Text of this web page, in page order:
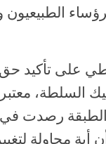
على تأكيد
السلطة،
الطبقة رصدت
أية محاولة